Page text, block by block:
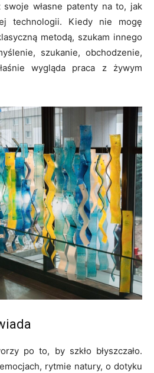
własne patenty na to, jak
technologii. Kiedy nie mogę
metodą, szukam innego
szukanie, obchodzenie,
wygląda praca z żywym
po to, by szkło błyszczało.
rytmie natury, o dotyku